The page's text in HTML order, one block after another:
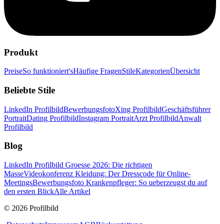
Produkt
PreiseSo funktioniert'sHäufige FragenStileKategorienÜbersicht
Beliebte Stile
LinkedIn ProfilbildBewerbungsfotoXing ProfilbildGeschäftsführer
PortraitDating ProfilbildInstagram PortraitArzt ProfilbildAnwalt
Profilbild
Blog
LinkedIn Profilbild Groesse 2026: Die richtigen
MasseVideokonferenz Kleidung: Der Dresscode für Online-
MeetingsBewerbungsfoto Krankenpfleger: So ueberzeugst du auf
den ersten BlickAlle Artikel
© 2026 Profilbild